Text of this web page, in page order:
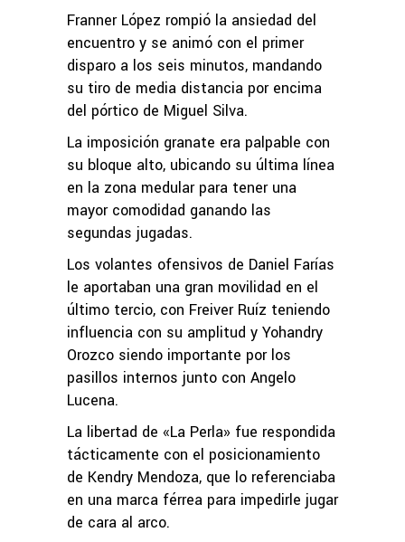
Franner López rompió la ansiedad del
encuentro y se animó con el primer
disparo a los seis minutos, mandando
su tiro de media distancia por encima
del pórtico de Miguel Silva.
La imposición granate era palpable con
su bloque alto, ubicando su última línea
en la zona medular para tener una
mayor comodidad ganando las
segundas jugadas.
Los volantes ofensivos de Daniel Farías
le aportaban una gran movilidad en el
último tercio, con Freiver Ruíz teniendo
influencia con su amplitud y Yohandry
Orozco siendo importante por los
pasillos internos junto con Angelo
Lucena.
La libertad de «La Perla» fue respondida
tácticamente con el posicionamiento
de Kendry Mendoza, que lo referenciaba
en una marca férrea para impedirle jugar
de cara al arco.